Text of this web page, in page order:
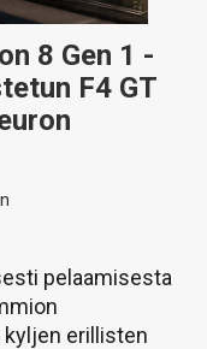
8 Gen 1 -
F4 GT
pelaamisesta
erillisten